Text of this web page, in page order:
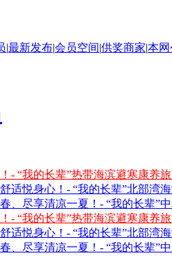
|最新发布|会员空间|供奖商家|本
- “我的长辈”热带海滨避寒康养
适悦身心！- “我的长辈”北部湾
、尽享清凉一夏！- “我的长辈”
- “我的长辈”热带海滨避寒康养
适悦身心！- “我的长辈”北部湾
、尽享清凉一夏！- “我的长辈”